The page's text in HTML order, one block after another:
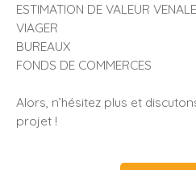
ESTIMATION DE VALEUR VENALE
VIAGER
BUREAUX
FONDS DE COMMERCES
Alors, n’hésitez plus et
projet !